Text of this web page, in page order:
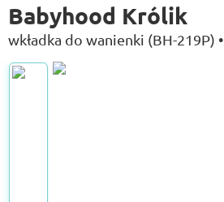
Babyhood Królik
wkładka do wanienki (BH-219P) •